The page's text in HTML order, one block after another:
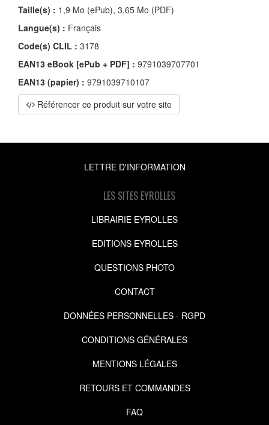
Taille(s) : 1,9 Mo (ePub), 3,65 Mo (PDF)
Langue(s) : Français
Code(s) CLIL : 3178
EAN13 eBook [ePub + PDF] : 9791039707701
EAN13 (papier) : 9791039710107
Référencer ce produit sur votre site
LETTRE D'INFORMATION
LES SITES EYROLLES
LIBRAIRIE EYROLLES
EDITIONS EYROLLES
QUESTIONS PHOTO
CONTACT
DONNÉES PERSONNELLES - RGPD
CONDITIONS GÉNÉRALES
MENTIONS LÉGALES
RETOURS ET COMMANDES
FAQ